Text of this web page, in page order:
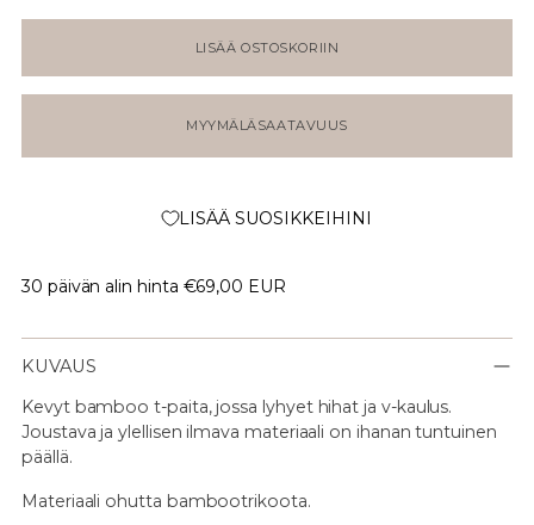
LISÄÄ OSTOSKORIIN
MYYMÄLÄSAATAVUUS
LISÄÄ SUOSIKKEIHINI
30 päivän alin hinta €69,00 EUR
KUVAUS
Kevyt bamboo t-paita, jossa lyhyet hihat ja v-kaulus.
Joustava ja ylellisen ilmava materiaali on ihanan tuntuinen
päällä.
Materiaali ohutta bambootrikoota.